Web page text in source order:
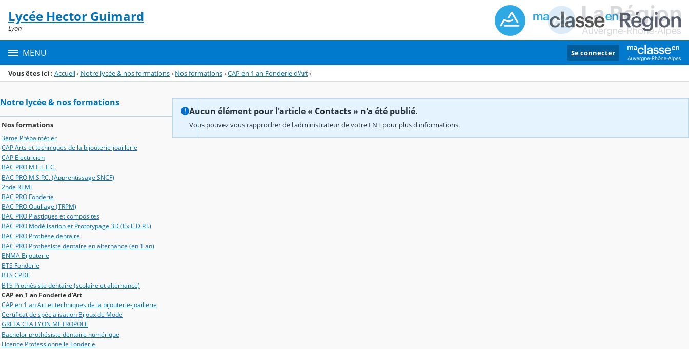
Menu de la rubrique
Contenu
Lycée Hector Guimard
Lyon
MENU Se connecter
Vous êtes ici : Accueil› Notre lycée & nos formations› Nos formations›CAP en 1 an Fonderie d'Art›
Notre lycée & nos formations
Nos formations
3ème Prépa métier
CAP Arts et techniques de la bijouterie-joaillerie
CAP Electricien
BAC PRO M.E.L.E.C.
BAC PRO M.S.P.C. (Apprentissage SNCF)
2nde REMI
BAC PRO Fonderie
BAC PRO Outillage (TRPM)
BAC PRO Plastiques et composites
BAC PRO Modélisation et Prototypage 3D (Ex E.D.P.I.)
BAC PRO Prothèse dentaire
BAC PRO Prothésiste dentaire en alternance (en 1 an)
BNMA Bijouterie
BTS Fonderie
BTS CPDE
BTS Prothésiste dentaire (scolaire et alternance)
CAP en 1 an Fonderie d'Art
CAP en 1 an Art et techniques de la bijouterie-joaillerie
Certificat de spécialisation Bijoux de Mode
GRETA CFA LYON METROPOLE
Bachelor prothésiste dentaire numérique
Licence Professionnelle Fonderie
Aucun élément pour l'article « Contacts » n'a été publié.
Vous pouvez vous rapprocher de l'administrateur de votre ENT pour plus d'informations.